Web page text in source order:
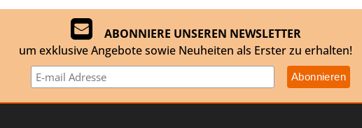
ABONNIERE UNSEREN NEWSLETTER
um exklusive Angebote sowie Neuheiten als Erster zu erhalten!